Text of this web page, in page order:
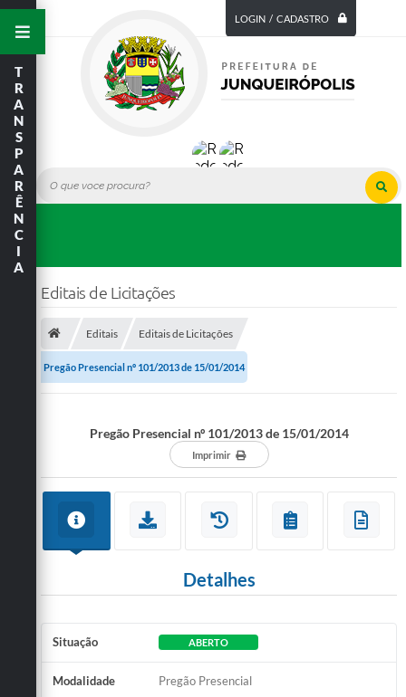
LOGIN / CADASTRO
T
R
A
N
S
P
A
R
Ê
N
C
I
A
Editais de Licitações
Editais Editais de Licitações
Pregão Presencial nº 101/2013 de 15/01/2014
Pregão Presencial nº 101/2013 de 15/01/2014
Imprimir
Detalhes
Situação ABERTO
Modalidade Pregão Presencial